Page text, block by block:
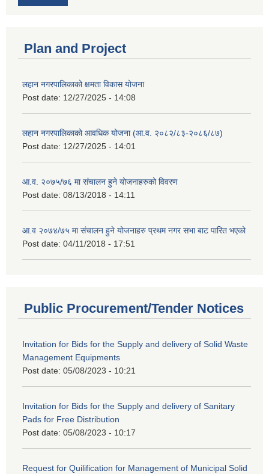
Plan and Project
लहान नगरपालिकाको क्षमता विकास योजना
Post date: 12/27/2025 - 14:08
लहान नगरपालिकाको आवधिक योजना (आ.व. २०८२/८३-२०८६/८७)
Post date: 12/27/2025 - 14:01
आ.व. २०७५/७६ मा संचालन हुने योजनाहरुको विवरण
Post date: 08/13/2018 - 14:11
आ.व २०७४/७५ मा संचालन हुने योजनाहरु प्रथम नगर सभा बाट पारित भएको
Post date: 04/11/2018 - 17:51
Public Procurement/Tender Notices
Invitation for Bids for the Supply and delivery of Solid Waste
Management Equipments
Post date: 05/08/2023 - 10:21
Invitation for Bids for the Supply and delivery of Sanitary
Pads for Free Distribution
Post date: 05/08/2023 - 10:17
Request for Quilification for Management of Municipal Solid